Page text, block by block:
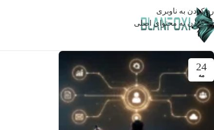
رد کردن به ناوبری
رد کردن به محتوای اصلی
24
مه